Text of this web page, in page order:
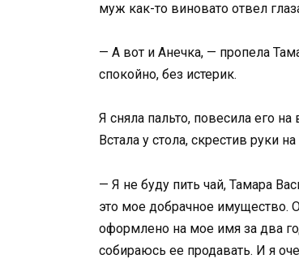
муж как-то виновато отвел
— А вот и Анечка, — пропела
спокойно, без истерик.
Я сняла пальто, повесила его
Встала у стола, скрестив руки на
— Я не буду пить чай, Тамара
это мое добрачное имущество.
оформлено на мое имя за два
собираюсь ее продавать. И я